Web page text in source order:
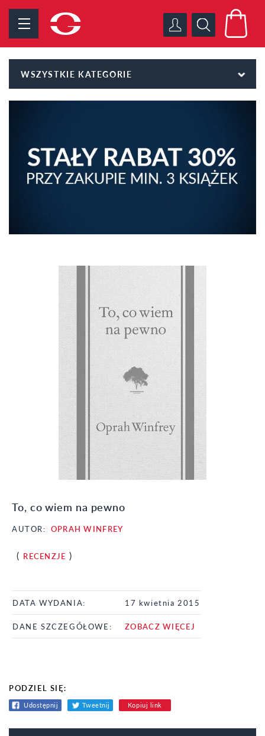
WSZYSTKIE KATEGORIE
To, co wiem na pewno
AUTOR: OPRAH WINFREY
( RECENZJE )
DATA WYDANIA: 17 kwietnia 2015
DANE SZCZEGÓŁOWE: ZOBACZ WIĘCEJ
PODZIEL SIĘ:
Udostępnij Tweetnij Kopiuj link